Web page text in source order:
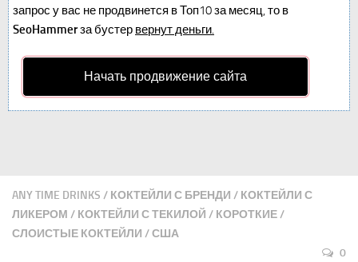
запрос у вас не продвинется в Топ10 за месяц, то в
SeoHammerза бустер вернут деньги.
Начать продвижение сайта
ANY TIME DRINKS / КОКТЕЙЛИ С БРЕНДИ / КОКТЕЙЛИ С
ЛИКЕРОМ / КОКТЕЙЛИ С ТЕКИЛОЙ / КОРОТКИЕ/
СЛОИСТЫЕ КОКТЕЙЛИ /США
0